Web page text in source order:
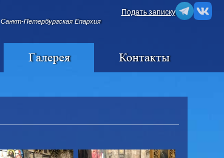
Санкт-Петербургская Епархия
Подать записку
Галерея Контакты